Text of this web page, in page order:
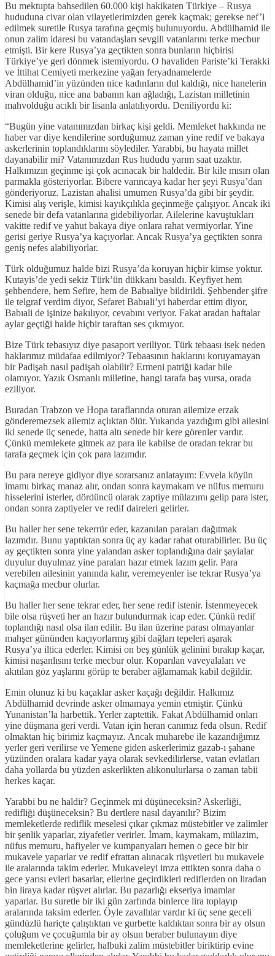
Bu mektupta bahsedilen 60.000 kişi hakikaten Türkiye – Rusya
hududuna civar olan vilayetlerimizden gerek kaçmak; gerekse nef’i
edilmek suretile Rusya tarafına geçmiş bulunuyordu. Abdülhamid ile
onun zalim idaresi bu vatandaşları sevgili vatanlarını terke mecbur
etmişti. Bir kere Rusya’ya geçtikten sonra bunların hiçbirisi
Türkiye’ye geri dönmek istemiyordu. O havaliden Pariste’ki Terakki
ve İttihat Cemiyeti merkezine yağan feryadnamelerde
Abdülhamid’in yüzünden nice kadınların dul kaldığı, nice hanelerin
viran olduğu, nice ana babanın kan ağladığı, Lazistan milletinin
mahvolduğu acıklı bir lisanla anlatılıyordu. Deniliyordu ki:
“Bugün yine vatanımızdan birkaç kişi geldi. Memleket hakkında ne
haber var diye kendilerine sorduğumuz zaman yine redif ve bakaya
askerlerinin toplandıklarını söylediler. Yarabbi, bu hayata millet
dayanabilir mi? Vatanımızdan Rus hududu yarım saat uzaktır.
Halkımızın geçinme işi çok acınacak bir haldedir. Bir kile mısırı olan
parmakla gösteriyorlar. Bibere varıncaya kadar her şeyi Rusya’dan
gönderiyoruz. Lazistan ahalisi umumen Rusya’da gibi bir şeydir.
Kimisi alış verişle, kimisi kayıkçılıkla geçinmeğe çalışıyor. Ancak iki
senede bir defa vatanlarına gidebiliyorlar. Ailelerine kavuştukları
vakitte redif ve yahut bakaya diye onlara rahat vermiyorlar. Yine
gerisi geriye Rusya’ya kaçıyorlar. Ancak Rusya’ya geçtikten sonra
geniş nefes alabiliyorlar.
Türk olduğumuz halde bizi Rusya’da koruyan hiçbir kimse yoktur.
Kutayis’de yedi sekiz Türk’ün dükkanı basıldı. Keyfiyet hem
şehbendere, hem Sefire, hem de Babıaliye bildirildi. Şehbender şifre
ile telgraf verdim diyor, Sefaret Babıali’yi haberdar ettim diyor,
Babıali de işinize bakılıyor, cevabını veriyor. Fakat aradan haftalar
aylar geçtiği halde hiçbir taraftan ses çıkmıyor.
Bize Türk tebasıyız diye pasaport veriliyor. Türk tebaası isek neden
haklarımız müdafaa edilmiyor? Tebaasının haklarını koruyamayan
bir Padişah nasıl padişah olabilir? Ermeni patriği kadar bile
olamıyor. Yazık Osmanlı milletine, hangi tarafa baş vursa, orada
eziliyor.
Buradan Trabzon ve Hopa taraflarında oturan ailemize erzak
gönderemezsek ailemiz açlıktan ölür. Yukarıda yazdığım gibi ailesini
iki senede üç senede, hatta altı senede bir kere görenler vardır.
Çünkü memlekete gitmek az para ile kabilse de oradan tekrar bu
tarafa geçmek için çok para lazımdır.
Bu para nereye gidiyor diye sorarsanız anlatayım: Evvela köyün
imamı birkaç manaz alır, ondan sonra kaymakam ve nüfus memuru
hisselerini isterler, dördüncü olarak zaptiye mülazımı gelip para ister,
ondan sonra zaptiyeler ve redif daireleri gelirler.
Bu haller her sene tekerrür eder, kazanılan paraları dağıtmak
lazımdır. Bunu yaptıktan sonra üç ay kadar rahat oturabilirler. Bu üç
ay geçtikten sonra yine yalandan asker toplandığına dair şayialar
duyulur duyulmaz yine paraları hazır etmek lazım gelir. Para
verebilen ailesinin yanında kalır, veremeyenler ise tekrar Rusya’ya
kaçmağa mecbur olurlar.
Bu haller her sene tekrar eder, her sene redif istenir. İstenmeyecek
bile olsa rüşveti her an hazır bulundurmak icap eder. Çünkü redif
toplandığı nasıl olsa ilan edilir. Bu ilan üzerine parası olmayanlar
mahşer gününden kaçıyorlarmış gibi dağları tepeleri aşarak
Rusya’ya iltica ederler. Kimisi on beş günlük gelinini bırakıp kaçar,
kimisi naşanlısını terke mecbur olur. Koparılan vaveyalaları ve
akıtılan göz yaşlarını görüp te beraber ağlamamak kabil değildir.
Emin olunuz ki bu kaçaklar asker kaçağı değildir. Halkımız
Abdülhamid devrinde asker olmamaya yemin etmiştir. Çünkü
Yunanistan’la harbettik. Yerler zaptettik. Fakat Abdülhamid onları
yine düşmana geri verdi. Vatan için heran canımız feda olsun. Redif
olmaktan hiç birimiz kaçmayız. Ancak muharebe ile kazandığımız
yerler geri verilirse ve Yemene giden askerlerimiz gazab-ı şahane
yüzünden oralara kadar yaya olarak sevkedilirlerse, vatan evlatları
daha yollarda bu yüzden askerlikten alıkonulurlarsa o zaman tabii
herkes kaçar.
Yarabbi bu ne haldir? Geçinmek mi düşüneceksin? Askerliği,
redifliği düşüneceksin? Bu dertlere nasıl dayanılır? Bizim
memleketlerde rediflik meselesi çıkar çıkmaz müstebitler ve zalimler
bir şenlik yaparlar, ziyafetler verirler. İmam, kaymakam, mülazim,
nüfus memuru, hafiyeler ve kumpanyaları hemen o gece bir bir
mukavele yaparlar ve redif efrattan alınacak rüşvetleri bu mukavele
ile aralarında takim ederler. Mukaveleyi imza ettikten sonra daha o
gece yarısı evleri basarlar, ellerine geçirdikleri rediflerden on liradan
bin liraya kadar rüşvet alırlar. Bu pazarlığı ekseriya imamlar
yaparlar. Bu suretle bir iki gün zarfında binlerce lira toplayıp
aralarında taksim ederler. Öyle zavallılar vardır ki üç sene geceli
gündüzlü hariçte çalıştıktan ve gurbette kaldıktan sonra bir ay olsun
çoluğum ve çocuğumla bir ay olsun beraber bulunayım diye
memleketlerine gelirler, halbuki zalim müstebitler biriktirip evine